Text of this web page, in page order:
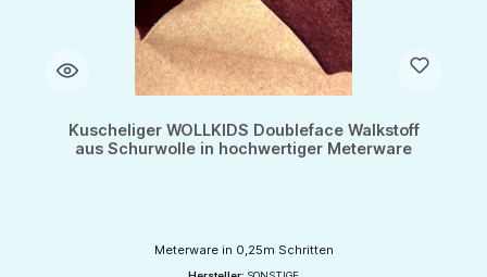
Kuscheliger WOLLKIDS Doubleface Walkstoff
aus Schurwolle in hochwertiger Meterware
Meterware in 0,25m Schritten